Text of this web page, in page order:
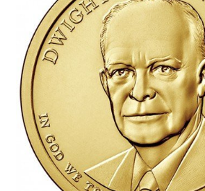
Afrekenen
Mijn account
Alg. voorw.
Privacybeleid PMH Enibas